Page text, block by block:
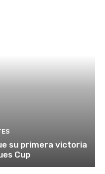
su primera victoria
Cup